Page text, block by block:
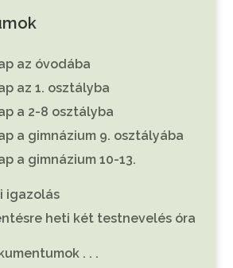
az óvodába
az 1. osztályba
a 2-8 osztályba
a gimnázium 9. osztályába
a gimnázium 10-13.
igazolás
heti két testnevelés óra
. . .